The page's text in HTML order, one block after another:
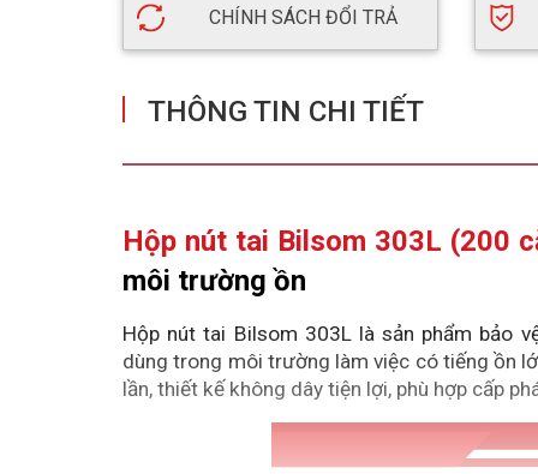
CHÍNH SÁCH ĐỔI TRẢ
THÔNG TIN CHI TIẾT
Hộp nút tai Bilsom 303L (200
môi trường ồn
Hộp nút tai Bilsom 303L là sản phẩm bảo
dùng trong môi trường làm việc có tiếng ồn
lần, thiết kế không dây tiện lợi, phù hợp cấp